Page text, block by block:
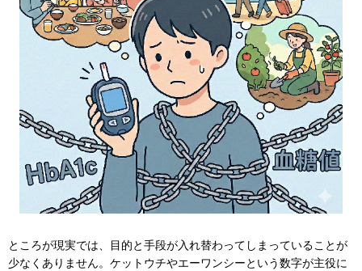
ところが現実では、目的と手段が入れ替わってしまっていることが
少なくありません。ケットウチやエーワンシーという数字が主役に